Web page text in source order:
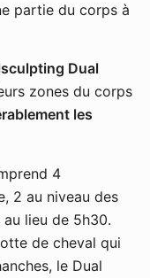
partie du corps à
Dual
zones du corps
les
4
2 au niveau des
lieu de 5h30.
de cheval qui
le Dual